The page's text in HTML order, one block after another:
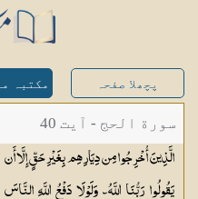
پچھلا صفحہ مکتبہ
سورة الحج - آیت 40
الَّذِينَ أُخْرِجُوا مِن دِيَارِهِم بِغَيْرِ حَقٍّ إِلَّا أَن
يَقُولُوا رَبُّنَا اللَّهُ ۗ وَلَوْلَا دَفْعُ اللَّهِ النَّاسَ